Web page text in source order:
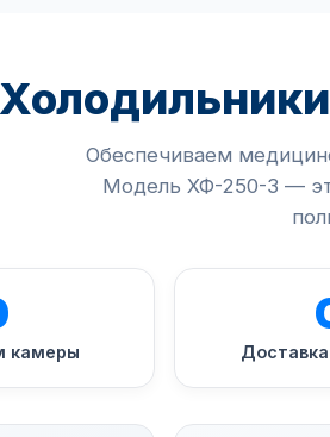
Обеспечиваем
Модель ХФ-250-3 —
камеры